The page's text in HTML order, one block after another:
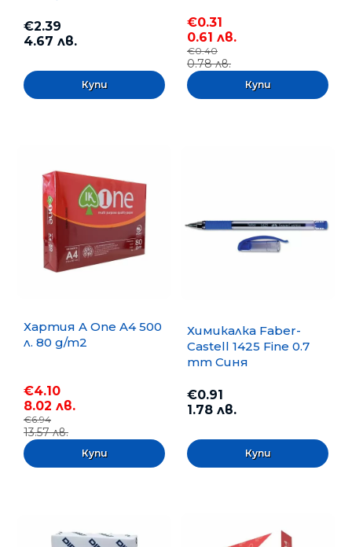
€2.39
4.67 лв.
€0.31
0.61 лв.
€0.40
0.78 лв.
Хартия A One A4 500
л. 80 g/m2
€4.10
8.02 лв.
€6.94
13.57 лв.
Химикалка Faber-
Castell 1425 Fine 0.7
mm Синя
€0.91
1.78 лв.